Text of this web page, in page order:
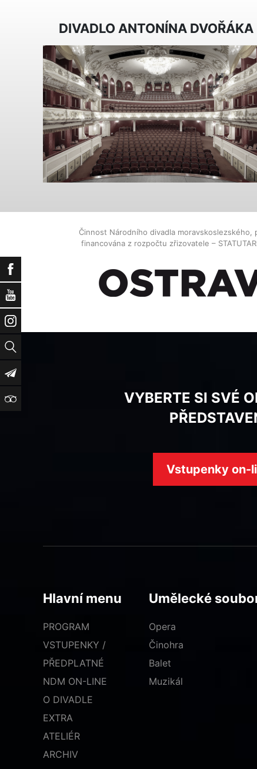
Facebook
YouTube
Instagram
Vyhledat
Newsletter
TripAdvisor
DIVADLO ANTONÍNA DVOŘÁKA
Činnost Národního divadla moravskoslezského,
financována z rozpočtu zřizovatele –
VYBERTE SI SVÉ
Vstupenky on-
Hlavní menu
PROGRAM
VSTUPENKY /
PŘEDPLATNÉ
NDM ON-LINE
O DIVADLE
EXTRA
ATELIÉR
ARCHIV
Umělecké
Opera
Činohra
Balet
Muzikál